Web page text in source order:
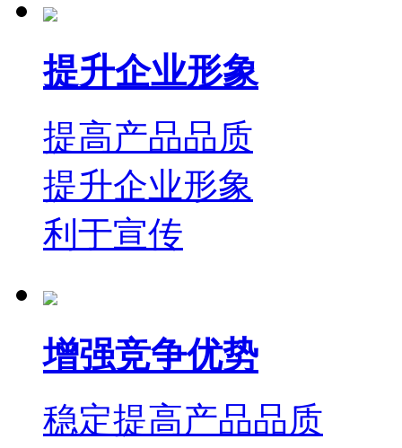
提升企业形象
提高产品品质
提升企业形象
利于宣传
增强竞争优势
稳定提高产品品质